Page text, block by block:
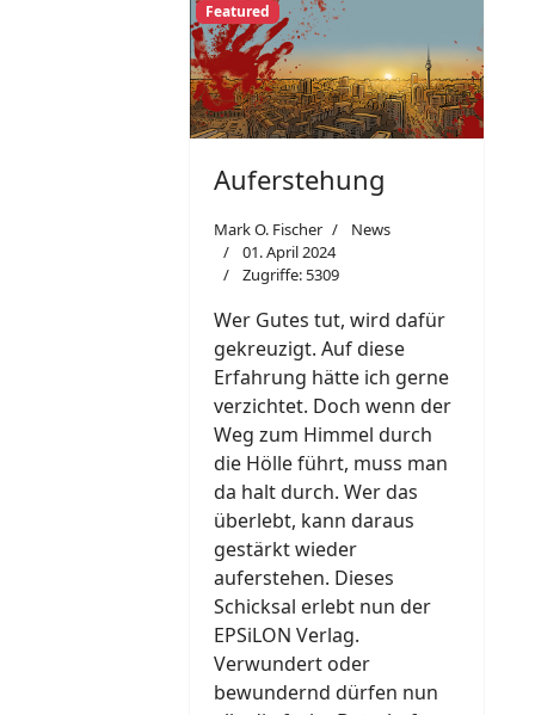
Featured
Auferstehung
Mark O. Fischer
News
01. April 2024
Zugriffe: 5309
Wer Gutes tut, wird dafür
gekreuzigt. Auf diese
Erfahrung hätte ich gerne
verzichtet. Doch wenn der
Weg zum Himmel durch
die Hölle führt, muss man
da halt durch. Wer das
überlebt, kann daraus
gestärkt wieder
auferstehen. Dieses
Schicksal erlebt nun der
EPSiLON Verlag.
Verwundert oder
bewundernd dürfen nun